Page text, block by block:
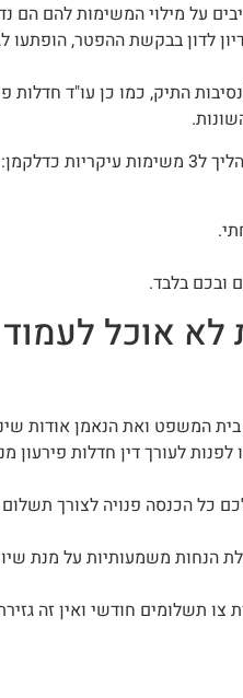
על מילוי המשימות להם הם
לדון בבקשת ההפטר, הופתעו
התיק, כמו כן עו"ד חדלות
ובכם בלבד.
אוכל
המשפט ואת הנאמן אודות
לעורך דין חדלות פירעון
כל הכנסה פנויה לצורך
משמעותיות על מנת
תשלומים חודשי ואין זה